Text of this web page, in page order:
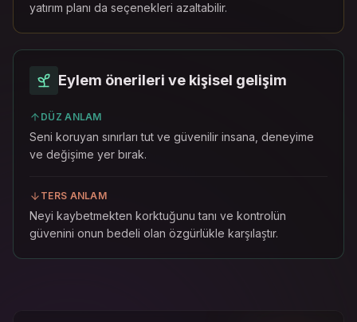
yatırım planı da seçenekleri azaltabilir.
Eylem önerileri ve kişisel gelişim
DÜZ ANLAM
Seni koruyan sınırları tut ve güvenilir insana, deneyime
ve değişime yer bırak.
TERS ANLAM
Neyi kaybetmekten korktuğunu tanı ve kontrolün
güvenini onun bedeli olan özgürlükle karşılaştır.